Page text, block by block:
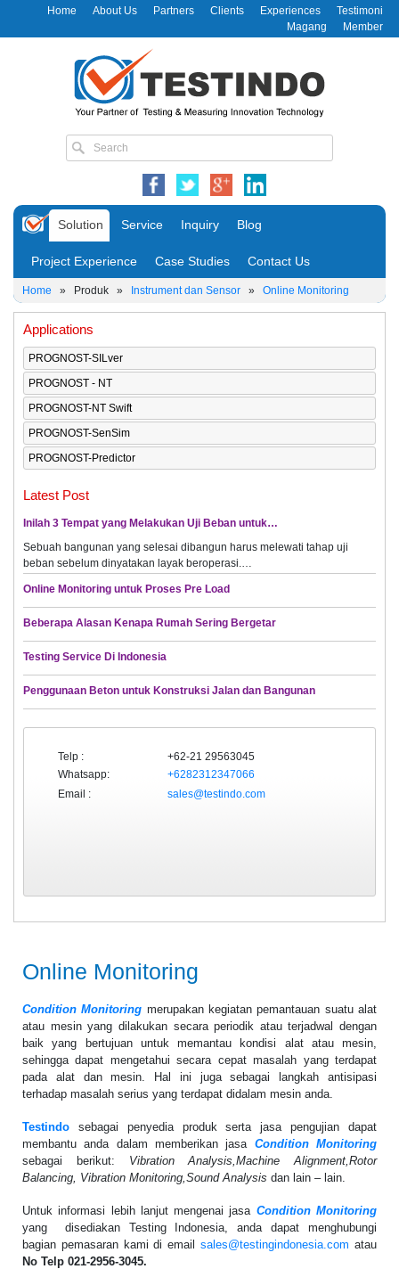
Home About Us Partners Clients Experiences
Testimoni
Magang
Member
Solution Service Inquiry Blog
Project Experience Case Studies Contact Us
Home » Produk » Instrument dan Sensor » Online Monitoring
Applications
PROGNOST-SILver
PROGNOST - NT
PROGNOST-NT Swift
PROGNOST-SenSim
PROGNOST-Predictor
Latest Post
Inilah 3 Tempat yang Melakukan Uji Beban untuk…
Sebuah bangunan yang selesai dibangun harus melewati tahap uji
beban sebelum dinyatakan layak beroperasi.…
Online Monitoring untuk Proses Pre Load
Beberapa Alasan Kenapa Rumah Sering Bergetar
Testing Service Di Indonesia
Penggunaan Beton untuk Konstruksi Jalan dan Bangunan
Telp :
+62-21 29563045
Whatsapp:
+6282312347066
Email :
sales@testindo.com
Online Monitoring
Condition Monitoring merupakan kegiatan pemantauan suatu alat
atau mesin yang dilakukan secara periodik atau terjadwal dengan
baik yang bertujuan untuk memantau kondisi alat atau mesin,
sehingga dapat mengetahui secara cepat masalah yang terdapat
pada alat dan mesin. Hal ini juga sebagai langkah antisipasi
terhadap masalah serius yang terdapat didalam mesin anda.
Testindo sebagai penyedia produk serta jasa pengujian dapat
membantu anda dalam memberikan jasa Condition Monitoring
sebagai berikut: Vibration Analysis,Machine Alignment,Rotor
Balancing, Vibration Monitoring,Sound Analysis dan lain – lain.
Untuk informasi lebih lanjut mengenai jasa Condition Monitoring
yang disediakan Testing Indonesia, anda dapat menghubungi
bagian pemasaran kami di emailsales@testingindonesia.com atau
No Telp 021-2956-3045.